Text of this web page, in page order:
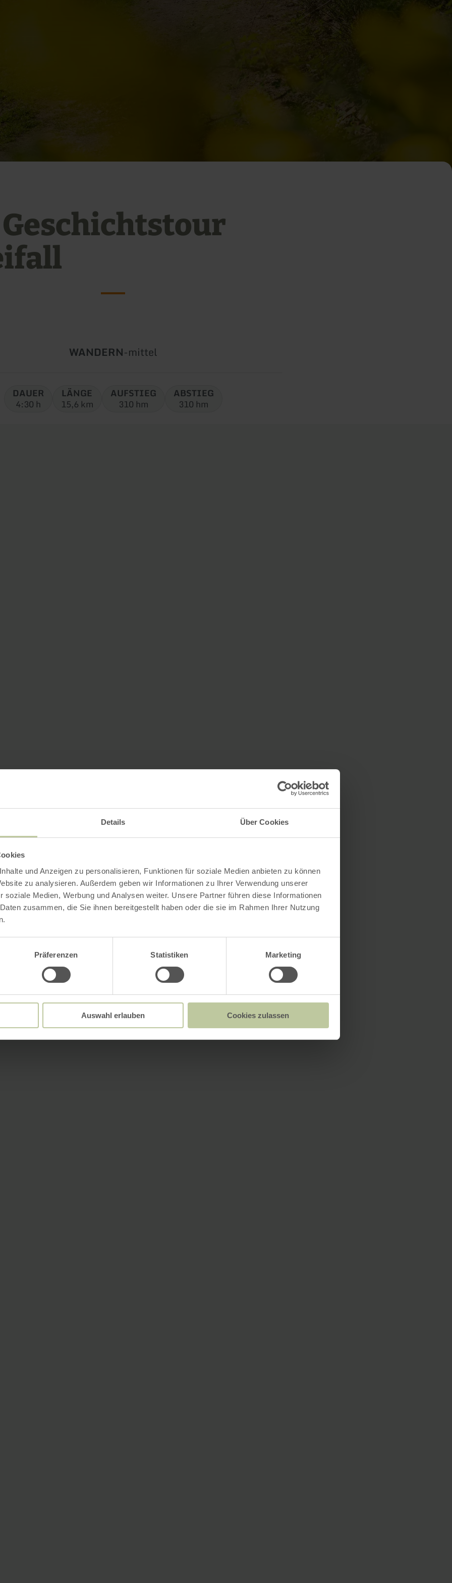
Details Über Cookies
und Anzeigen zu personalisieren, Funktionen für soziale Medien anbieten zu können
zu analysieren. Außerdem geben wir Informationen zu Ihrer Verwendung unserer
soziale Medien, Werbung und Analysen weiter. Unsere Partner führen diese Informationen
zusammen, die Sie ihnen bereitgestellt haben oder die sie im Rahmen Ihrer Nutzung
Präferenzen Statistiken Marketing
Auswahl erlauben Cookies zulassen
Geschichtstour
Art
Tour:
WANDERN-Schwierigkeit:
mittel
DAUER
4:30 h
LÄNGE
15,6 km
AUFSTIEG
310 hm
ABSTIEG
310 hm